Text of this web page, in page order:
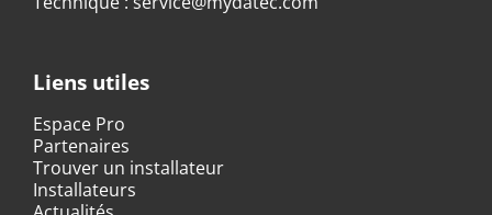
Liens utiles
Espace Pro
Partenaires
Trouver un installateur
Installateurs